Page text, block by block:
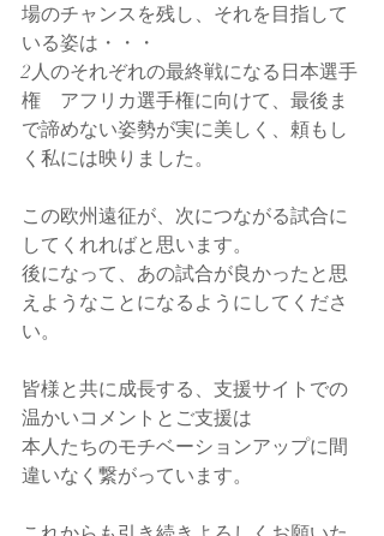
場のチャンスを残し、それを目指して
いる姿は・・・
2人のそれぞれの最終戦になる日本選手
権　アフリカ選手権に向けて、最後ま
で諦めない姿勢が実に美しく、頼もし
く私には映りました。
この欧州遠征が、次につながる試合に
してくれればと思います。
後になって、あの試合が良かったと思
えようなことになるようにしてくださ
い。
皆様と共に成長する、支援サイトでの
温かいコメントとご支援は
本人たちのモチベーションアップに間
違いなく繋がっています。